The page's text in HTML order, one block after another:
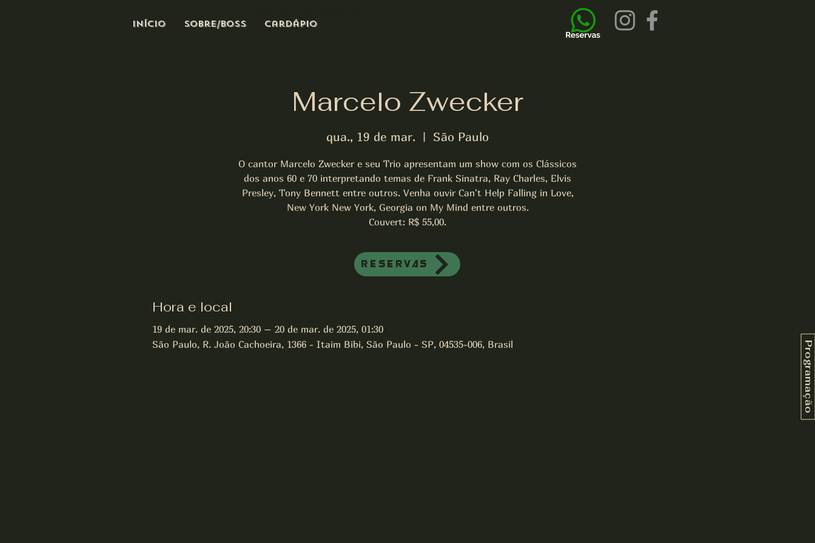
Início Sobre/Boss Cardápio
Programação
Marcelo Zwecker
qua., 19 de mar.
  |
São Paulo
O cantor Marcelo Zwecker e seu Trio apresentam um show com os Clássicos
dos anos 60 e 70 interpretando temas de Frank Sinatra, Ray Charles, Elvis
Presley, Tony Bennett entre outros. Venha ouvir Can't Help Falling in Love,
New York New York, Georgia on My Mind entre outros.
Couvert: R$ 55,00.
Hora e local
19 de mar. de 2025, 20:30 – 20 de mar. de 2025, 01:30
São Paulo, R. João Cachoeira, 1366 - Itaim Bibi, São Paulo - SP, 04535-006, Brasil
Reservas